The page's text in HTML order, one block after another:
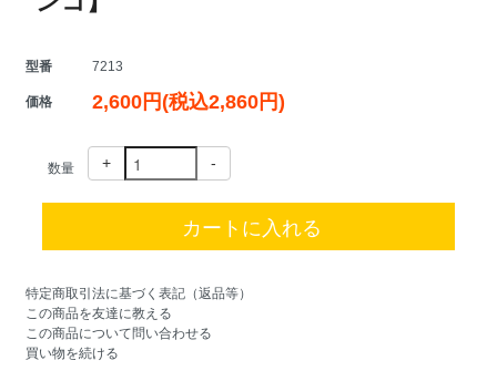
型番 7213
価格 2,600円(税込2,860円)
数量 + -
特定商取引法に基づく表記（返品等）
この商品を友達に教える
この商品について問い合わせる
買い物を続ける